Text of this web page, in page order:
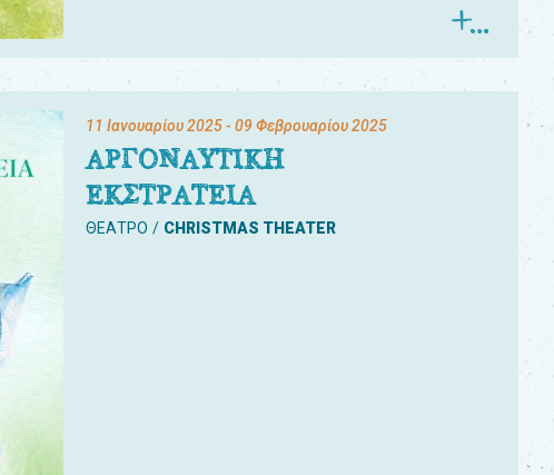
11 Ιανουαρίου 2025- 09 Φεβρουαρίου 2025
ΑΡΓΟΝΑΥΤΙΚΗ
ΕΚΣΤΡΑΤΕΙΑ
ΘΕΑΤΡΟ CHRISTMAS THEATER